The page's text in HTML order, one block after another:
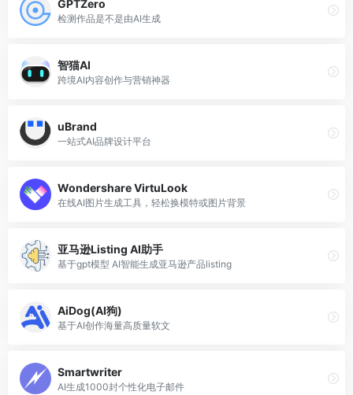
GPTZero
检测作品是不是由AI生成
智猫AI
跨境AI内容创作与营销神器
uBrand
一站式AI品牌设计平台
Wondershare VirtuLook
在线AI图片生成工具，轻松换模特或图片背景
亚马逊Listing AI助手
基于gpt模型 AI智能生成亚马逊产品listing
AiDog(AI狗)
基于AI创作海量高质量软文
Smartwriter
AI生成1000封个性化电子邮件